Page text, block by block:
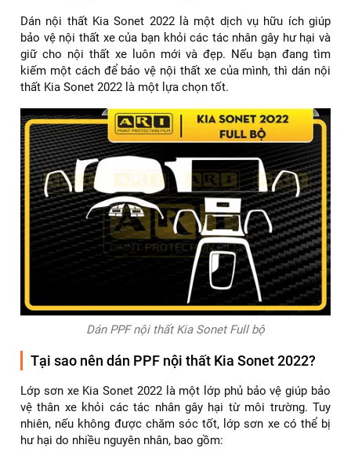
Dán nội thất Kia Sonet 2022 là một dịch vụ hữu ích giúp
bảo vệ nội thất xe của bạn khỏi các tác nhân gây hư hại và
giữ cho nội thất xe luôn mới và đẹp. Nếu bạn đang tìm
kiếm một cách để bảo vệ nội thất xe của mình, thì dán nội
thất Kia Sonet 2022 là một lựa chọn tốt.
Dán PPF nội thất Kia Sonet Full bộ
Tại sao nên dán PPF nội thất Kia Sonet 2022?
Lớp sơn xe Kia Sonet 2022 là một lớp phủ bảo vệ giúp bảo
vệ thân xe khỏi các tác nhân gây hại từ môi trường. Tuy
nhiên, nếu không được chăm sóc tốt, lớp sơn xe có thể bị
hư hại do nhiều nguyên nhân, bao gồm: